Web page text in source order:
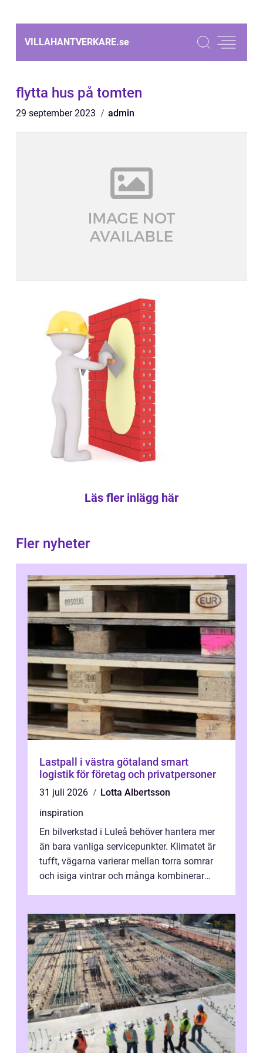
VILLAHANTVERKARE.se
flytta hus på tomten
29 september 2023 admin
Läs fler inlägg här
Fler nyheter
Lastpall i västra götaland smart
logistik för företag och privatpersoner
31 juli 2026
Lotta Albertsson
inspiration
En bilverkstad i Luleå behöver hantera mer
än bara vanliga servicepunkter. Klimatet är
tufft, vägarna varierar mellan torra somrar
och isiga vintrar och många kombinerar